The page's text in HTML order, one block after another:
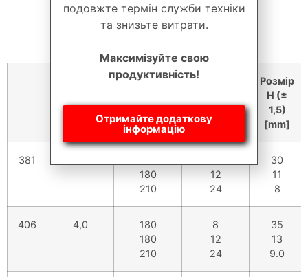
Діаметр
Кількість
Розмір
H (±
1,5)
[mm]
381
180
210
12
24
30
11
8
406 4,0
180
180
210
8
12
24
35
13
9.0
подовжте термін служби техніки
та знизьте витрати.
Максимізуйте свою
продуктивність!
Отримайте додаткову
інформацію